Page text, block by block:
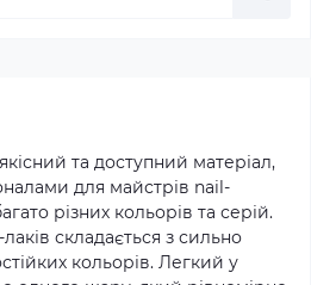
та доступний матеріал,
для майстрів nail-
різних кольорів та серій.
складається з сильно
кольорів. Легкий у